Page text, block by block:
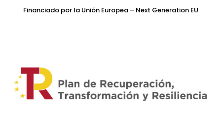
Financiado por la Unión Europea – Next Generation EU